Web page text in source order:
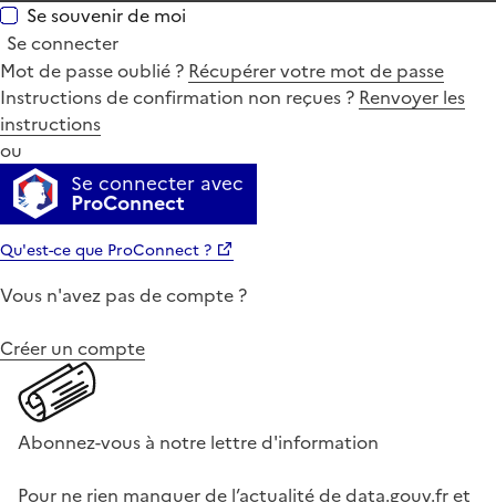
Se souvenir de moi
Se connecter
Mot de passe oublié ? Récupérer votre mot de passe
Instructions de confirmation non reçues ? Renvoyer les
instructions
ou
Se connecter avec
ProConnect
Qu'est-ce que ProConnect ?
Vous n'avez pas de compte ?
Créer un compte
Abonnez-vous à notre lettre d'information
Pour ne rien manquer de l’actualité de data.gouv.fr et